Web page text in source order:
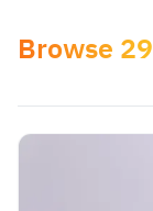
Browse 29